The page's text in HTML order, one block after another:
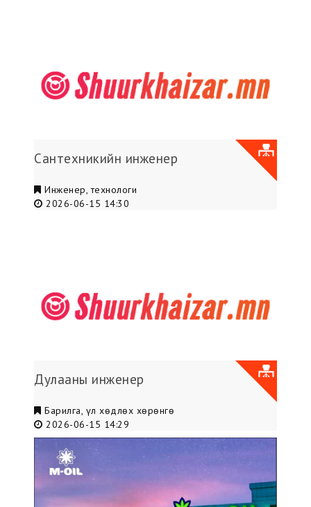
Сантехникийн инженер
Инженер, технологи
2026-06-15 14:30
Дулааны инженер
Барилга, үл хөдлөх хөрөнгө
2026-06-15 14:29